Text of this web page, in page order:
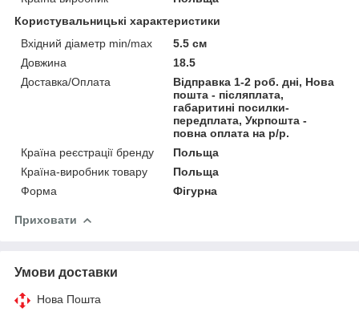
Користувальницькі характеристики
Вхідний діаметр min/max
5.5 см
Довжина
18.5
Доставка/Оплата
Відправка 1-2 роб. дні, Нова
пошта - післяплата,
габаритині посилки-
передплата, Укрпошта -
повна оплата на р/р.
Країна реєстрації бренду
Польща
Країна-виробник товару
Польща
Форма
Фігурна
Приховати
Умови доставки
Нова Пошта